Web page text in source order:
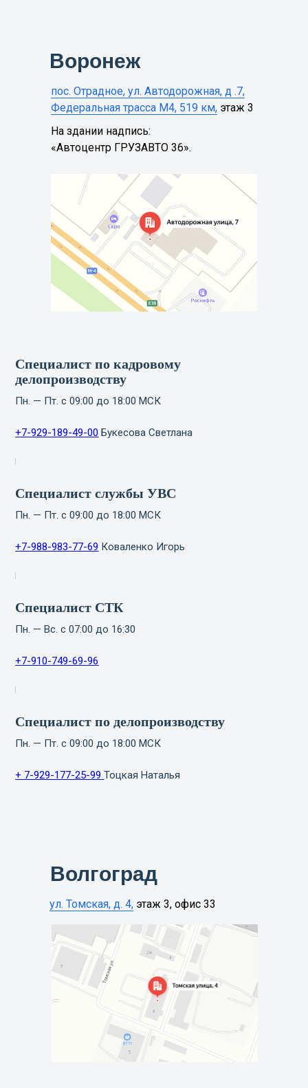
Воронеж
пос. Отрадное, ул. Автодорожная, д .7,
Федеральная трасса М4, 519 км, этаж 3
На здании надпись:
«Автоцентр ГРУЗАВТО 36».
Специалист по кадровому
делопроизводству
Пн. — Пт. с 09:00 до 18:00 МСК
+7-929-189-49-00 Букесова Светлана
Специалист службы УВС
Пн. — Пт. с 09:00 до 18:00 МСК
+7-988-983-77-69 Коваленко Игорь
Специалист СТК
Пн. — Вс. с 07:00 до 16:30
+7-910-749-69-96
Специалист по делопроизводству
Пн. — Пт. с 09:00 до 18:00 МСК
+ 7-929-177-25-99 Тоцкая Наталья
Волгоград
ул. Томская, д. 4, этаж 3, офис 33